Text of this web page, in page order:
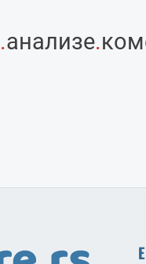
.анализе.